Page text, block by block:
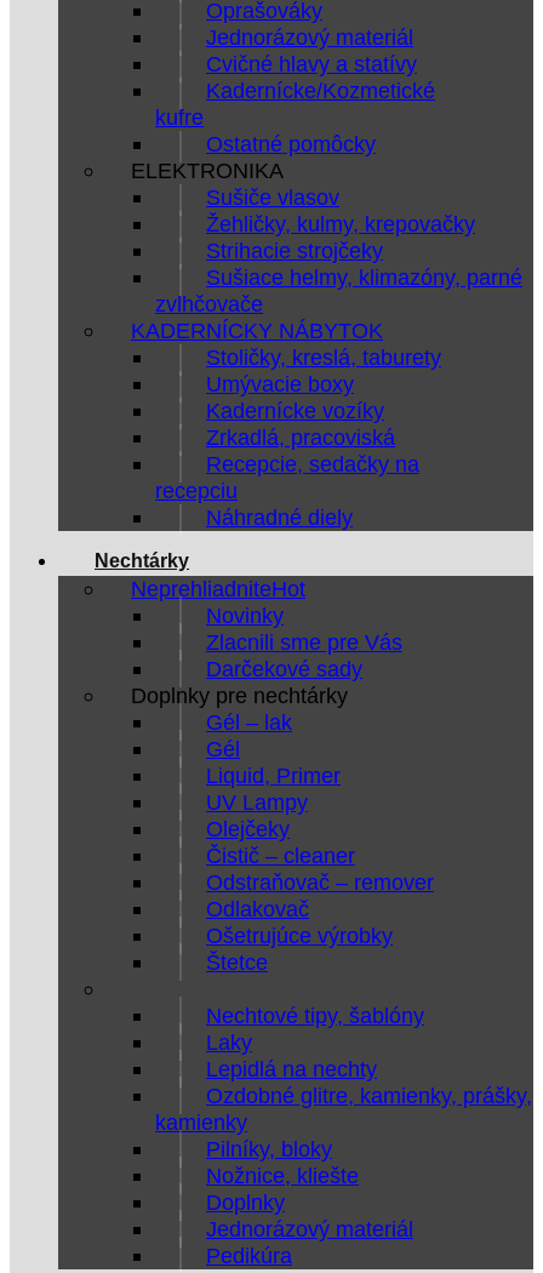
Oprašováky
Jednorázový materiál
Cvičné hlavy a statívy
Kadernícke/Kozmetické
kufre
Ostatné pomôcky
ELEKTRONIKA
Sušiče vlasov
Žehličky, kulmy, krepovačky
Strihacie strojčeky
Sušiace helmy, klimazóny, parné
zvlhčovače
KADERNÍCKY NÁBYTOK
Stoličky, kreslá, taburety
Umývacie boxy
Kadernícke vozíky
Zrkadlá, pracoviská
Recepcie, sedačky na
recepciu
Náhradné diely
Nechtárky
Neprehliadnite
Novinky
Zlacnili sme pre Vás
Darčekové sady
Doplnky pre nechtárky
Gél – lak
Gél
Liquid, Primer
UV Lampy
Olejčeky
Čistič – cleaner
Odstraňovač – remover
Odlakovač
Ošetrujúce výrobky
Štetce
Nechtové tipy, šablóny
Laky
Lepidlá na nechty
Ozdobné glitre, kamienky, prášky,
kamienky
Pilníky, bloky
Nožnice, kliešte
Doplnky
Jednorázový materiál
Pedikúra